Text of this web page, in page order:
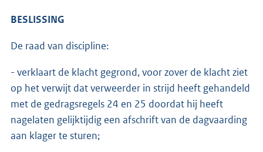
BESLISSING
De raad van discipline:
- verklaart de klacht gegrond, voor zover de klacht ziet
op het verwijt dat verweerder in strijd heeft gehandeld
met de gedragsregels 24 en 25 doordat hij heeft
nagelaten gelijktijdig een afschrift van de dagvaarding
aan klager te sturen;